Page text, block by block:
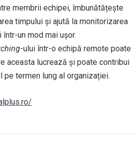
membrii echipei, îmbunătățește
timpului și ajută la monitorizarea
un mod mai ușor.
-ului într-o echipă remote poate
aceasta lucrează și poate contribui
termen lung al organizației.